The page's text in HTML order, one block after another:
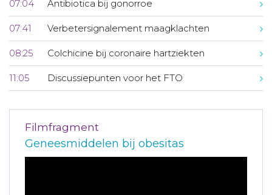
07:04 Antibiotica bij gonorroe
07:41 Verbetersignalement maagklachten
08:25 Colchicine bij coronaire hartziekten
11:05 Discussiepunten voor het FTO
Filmfragment
Geneesmiddelen bij obesitas